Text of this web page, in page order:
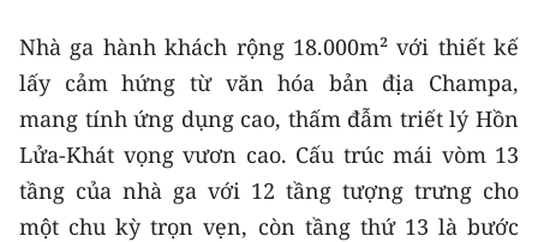
Bắc Trung Bộ
Duyên hải Nam Trung Bộ và Tây
Nguyên
Đông Nam Bộ
Nhà ga hành khách rộng 18.000m² với thiết kế
lấy cảm hứng từ văn hóa bản địa Champa,
mang tính ứng dụng cao, thấm đẫm triết lý Hồn
Lửa-Khát vọng vươn cao. Cấu trúc mái vòm 13
tầng của nhà ga với 12 tầng tượng trưng cho
một chu kỳ trọn vẹn, còn tầng thứ 13 là bước